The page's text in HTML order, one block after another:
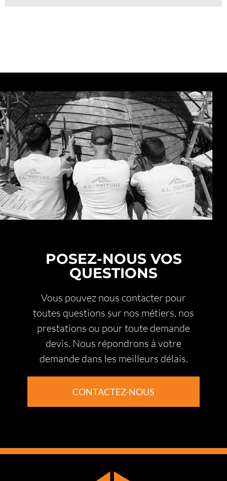
POSEZ-NOUS VOS
QUESTIONS
Vous pouvez nous contacter pour
toutes questions sur nos métiers, nos
prestations ou pour toute demande
devis. Nous répondrons à votre
demande dans les meilleurs délais.
CONTACTEZ-NOUS